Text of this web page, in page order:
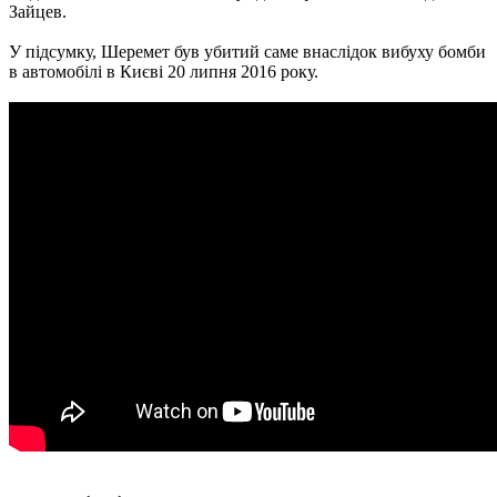
Зайцев.
У підсумку, Шеремет був убитий саме внаслідок вибуху бомби
в автомобілі в Києві 20 липня 2016 року.